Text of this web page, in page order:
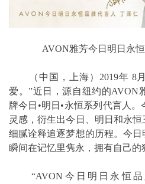
AVON雅芳今日明日永
（中国，上海）2019年 8
爱。”近日，源自纽约的AVON
牌今日•明日•永恒系列代言人
灵感，衍生出今日、明日和永
细腻诠释追逐梦想的历程。今
瞬间在记忆里隽永，拥有自己的
“AVON今日明日永恒品